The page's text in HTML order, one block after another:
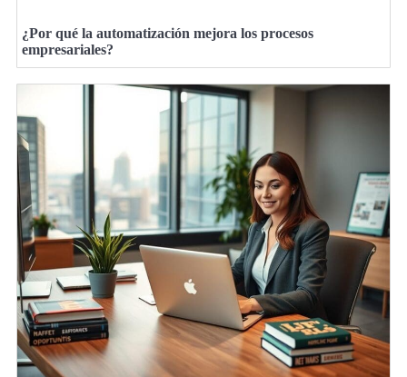
¿Por qué la automatización mejora los procesos
empresariales?